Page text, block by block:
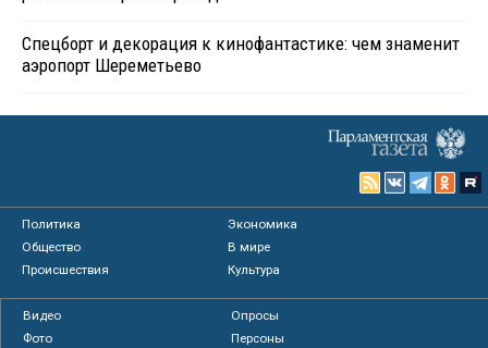
Спецборт и декорация к кинофантастике: чем знаменит
аэропорт Шереметьево
Политика
Экономика
Общество
В мире
Происшествия
Культура
Видео
Опросы
Фото
Персоны